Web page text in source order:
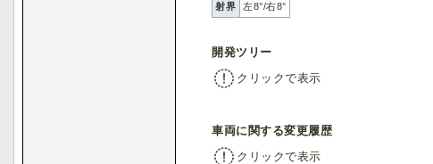
射界 左8°/右8°
開発ツリー
クリックで表示
車両に関する変更履歴
クリックで表示